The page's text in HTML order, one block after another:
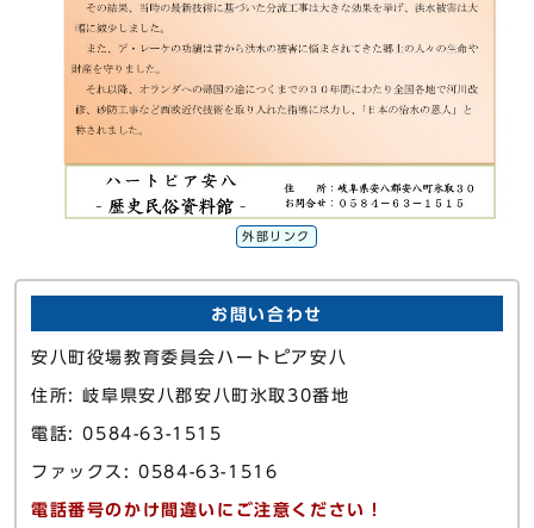
外部リンク
お問い合わせ
安八町役場教育委員会ハートピア安八
住所: 岐阜県安八郡安八町氷取30番地
電話: 0584-63-1515
ファックス: 0584-63-1516
電話番号のかけ間違いにご注意ください！